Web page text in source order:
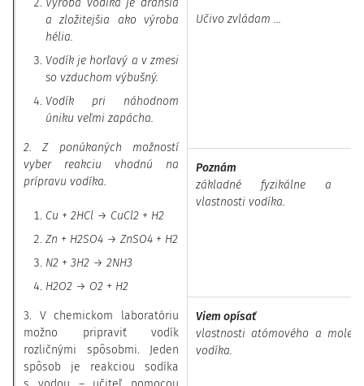
Výroba vodíka je drahšia
a zložitejšia ako výroba
hélia.
Vodík je horľavý a v zmesi
so vzduchom výbušný.
Vodík pri náhodnom
úniku veľmi zapácha.
2. Z ponúkaných možností
vyber reakciu vhodnú na
prípravu vodíka.
Cu + 2HCl → CuCl2 + H2
Zn + H2SO4 → ZnSO4 + H2
N2 + 3H2 → 2NH3
H2O2 → O2 + H2
3. V chemickom laboratóriu
možno pripraviť vodík
rozličnými spôsobmi. Jeden
spôsob je reakciou sodíka
Učivo zvládam …
Poznám
základné fyzikálne a
vlastnosti vodíka.
Viem opísať
vlastnosti atómového a
vodíka.